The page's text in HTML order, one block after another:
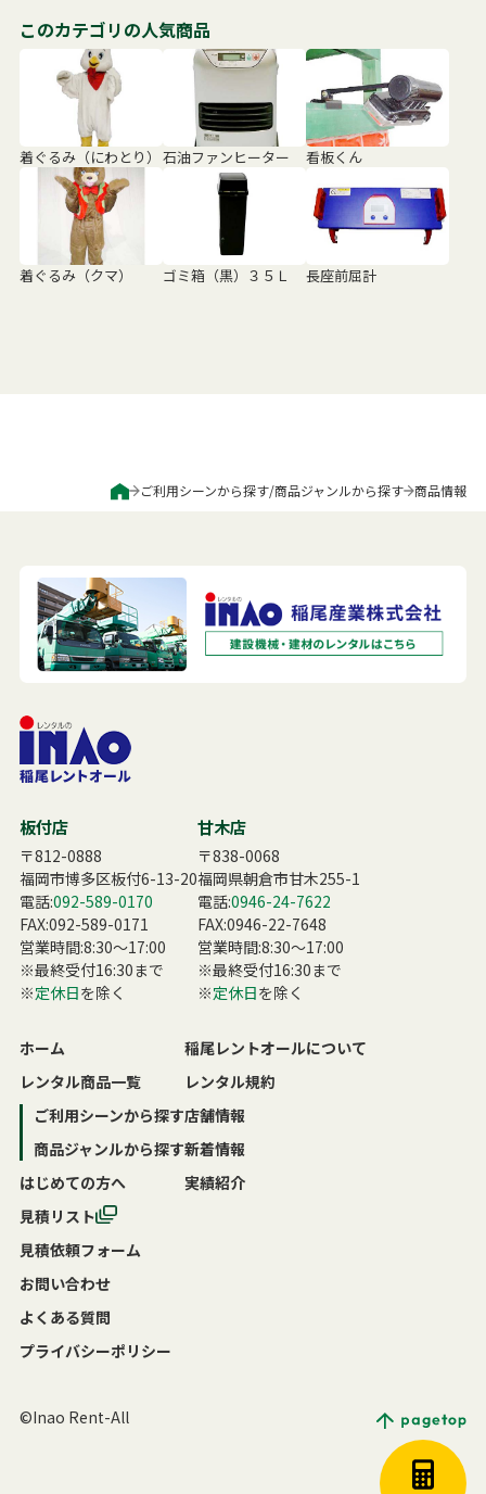
このカテゴリの人気商品
着ぐるみ（にわとり） 石油ファンヒーター 看板くん
着ぐるみ（クマ） ゴミ箱（黒）３５Ｌ 長座前屈計
ご利用シーンから探す/商品ジャンルから探す 商品情報
板付店
〒812-0888
福岡市博多区板付6-13-20
電話:092-589-0170
FAX:092-589-0171
営業時間:8:30〜17:00
※最終受付16:30まで
※定休日を除く
甘木店
〒838-0068
福岡県朝倉市甘木255-1
電話:0946-24-7622
FAX:0946-22-7648
営業時間:8:30〜17:00
※最終受付16:30まで
※定休日を除く
ホーム
レンタル商品一覧
ご利用シーンから探す
商品ジャンルから探す
はじめての方へ
稲尾レントオールについて
レンタル規約
店舗情報
新着情報
実績紹介
見積リスト
見積依頼フォーム
お問い合わせ
よくある質問
プライバシーポリシー
©Inao Rent-All